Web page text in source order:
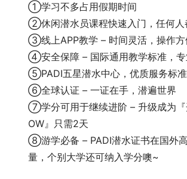
①学习不多占用假期时间
②休闲潜水员课程快速入门，任何人
③线上APP教学 – 时间灵活，操作方
④安全保障 – 国际通用教学标准，专
⑤PADI五星潜水中心，优质服务标准
⑥全球认证 – 一证在手，潜遍世界
⑦学分可用于继续进阶 – 升级成为『
OW』只需2天
⑧游学必备 – PADI潜水证书在国外
量，个别大学还可纳入学分噢~